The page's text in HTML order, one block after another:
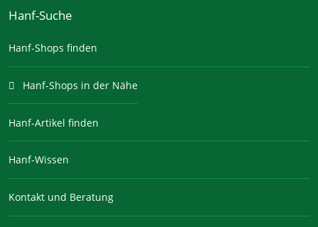
Hanf-Suche
Hanf-Shops finden
Hanf-Shops in der Nähe
Hanf-Artikel finden
Hanf-Wissen
Kontakt und Beratung